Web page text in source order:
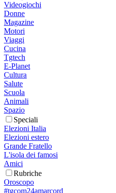
Videogiochi
Donne
Magazine
Motori
Viaggi
Cucina
Tgtech
E-Planet
Cultura
Salute
Scuola
Animali
Spazio
Speciali
Elezioni Italia
Elezioni estero
Grande Fratello
L'isola dei famosi
Amici
Rubriche
Oroscopo
#tgcom24amarcord